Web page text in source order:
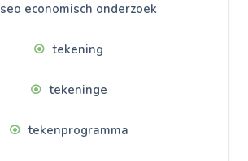
seo economisch onderzoek
tekening
tekeninge
tekenprogramma